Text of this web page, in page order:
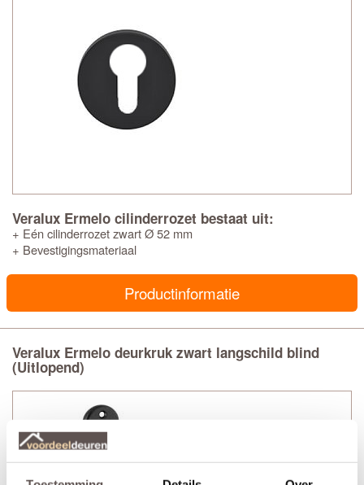
Veralux Ermelo cilinderrozet bestaat uit:
+ Eén cilinderrozet zwart Ø 52 mm
+ Bevestigingsmateriaal
Productinformatie
Veralux Ermelo deurkruk zwart langschild blind
(Uitlopend)